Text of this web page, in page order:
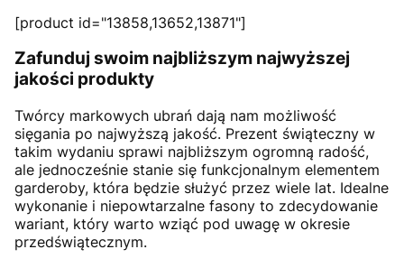
[product id="13858,13652,13871"]
Zafunduj swoim najbliższym najwyższej
jakości produkty
Twórcy markowych ubrań dają nam możliwość
sięgania po najwyższą jakość. Prezent świąteczny w
takim wydaniu sprawi najbliższym ogromną radość,
ale jednocześnie stanie się funkcjonalnym elementem
garderoby, która będzie służyć przez wiele lat. Idealne
wykonanie i niepowtarzalne fasony to zdecydowanie
wariant, który warto wziąć pod uwagę w okresie
przedświątecznym.